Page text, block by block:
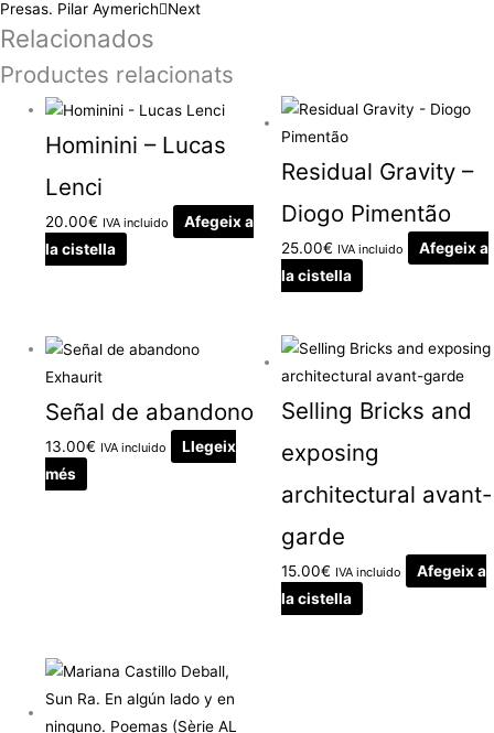
Presas. Pilar Aymerich
Next
Relacionados
Productes relacionats
Hominini – Lucas
Lenci
20.00€ IVA incluido
Afegeix a
la cistella
Residual Gravity –
Diogo Pimentão
25.00€ IVA incluido
Afegeix a
la cistella
Exhaurit
Señal de abandono
13.00€ IVA incluido
Llegeix
més
Selling Bricks and
exposing
architectural avant-
garde
15.00€ IVA incluido
Afegeix a
la cistella